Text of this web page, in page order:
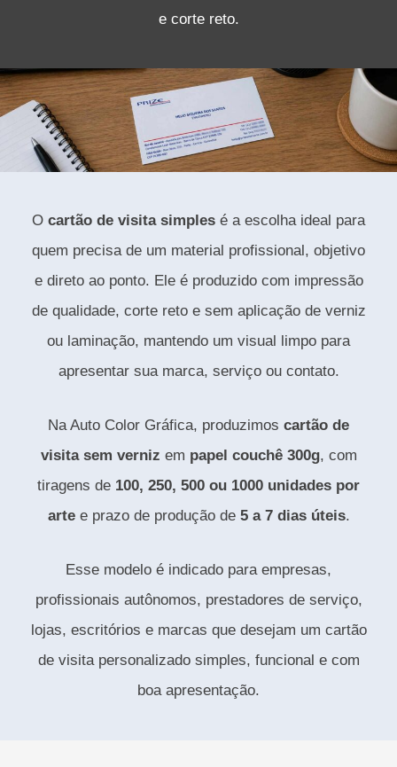
e corte reto.
O cartão de visita simples é a escolha ideal para
quem precisa de um material profissional, objetivo
e direto ao ponto. Ele é produzido com impressão
de qualidade, corte reto e sem aplicação de verniz
ou laminação, mantendo um visual limpo para
apresentar sua marca, serviço ou contato.
Na Auto Color Gráfica, produzimos cartão de
visita sem verniz em papel couchê 300g, com
tiragens de 100, 250, 500 ou 1000 unidades por
artee prazo de produção de 5 a 7 dias úteis.
Esse modelo é indicado para empresas,
profissionais autônomos, prestadores de serviço,
lojas, escritórios e marcas que desejam um cartão
de visita personalizado simples, funcional e com
boa apresentação.